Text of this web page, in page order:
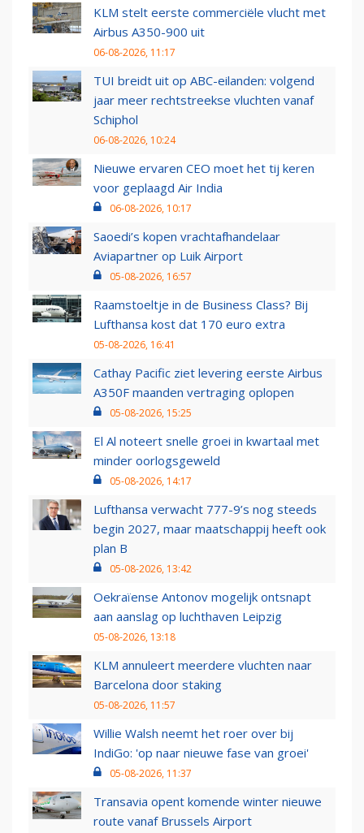
KLM stelt eerste commerciële vlucht met
Airbus A350-900 uit
06-08-2026, 11:17
TUI breidt uit op ABC-eilanden: volgend
jaar meer rechtstreekse vluchten vanaf
Schiphol
06-08-2026, 10:24
Nieuwe ervaren CEO moet het tij keren
voor geplaagd Air India
06-08-2026, 10:17
Saoedi’s kopen vrachtafhandelaar
Aviapartner op Luik Airport
05-08-2026, 16:57
Raamstoeltje in de Business Class? Bij
Lufthansa kost dat 170 euro extra
05-08-2026, 16:41
Cathay Pacific ziet levering eerste Airbus
A350F maanden vertraging oplopen
05-08-2026, 15:25
El Al noteert snelle groei in kwartaal met
minder oorlogsgeweld
05-08-2026, 14:17
Lufthansa verwacht 777-9’s nog steeds
begin 2027, maar maatschappij heeft ook
plan B
05-08-2026, 13:42
Oekraïense Antonov mogelijk ontsnapt
aan aanslag op luchthaven Leipzig
05-08-2026, 13:18
KLM annuleert meerdere vluchten naar
Barcelona door staking
05-08-2026, 11:57
Willie Walsh neemt het roer over bij
IndiGo: 'op naar nieuwe fase van groei'
05-08-2026, 11:37
Transavia opent komende winter nieuwe
route vanaf Brussels Airport